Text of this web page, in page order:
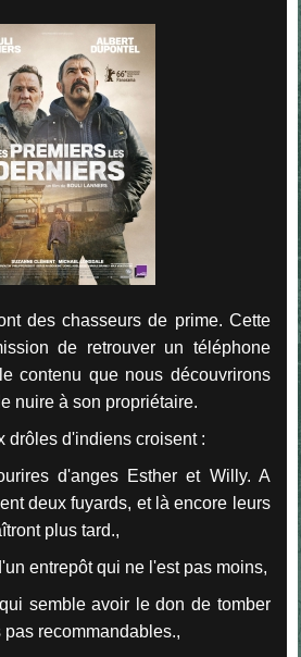
des chasseurs de prime. Cette
de retrouver un téléphone
contenu que nous découvrirons
nuire à son propriétaire.
drôles d'indiens croisent :
d'anges Esther et Willy. A
deux fuyards, et là encore leurs
plus tard.,
entrepôt qui ne l'est pas moins,
semble avoir le don de tomber
recommandables.,